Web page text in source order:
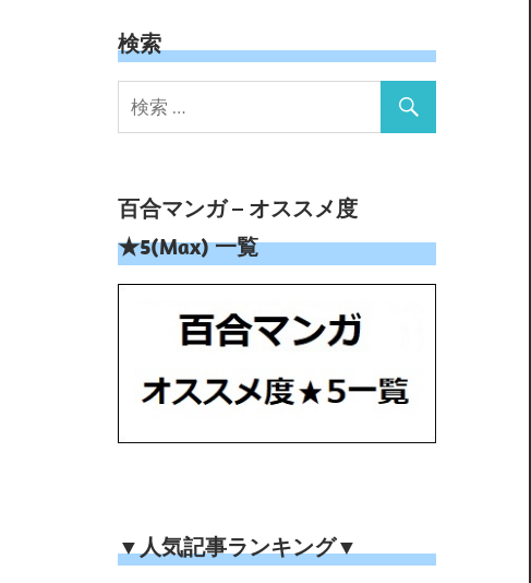
検索
百合マンガ – オススメ度
★5(Max) 一覧
▼人気記事ランキング▼